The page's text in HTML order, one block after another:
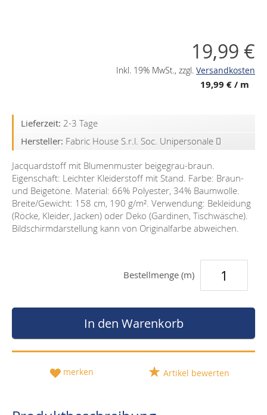
19,99 €
Inkl. 19% MwSt., zzgl. Versandkosten
19,99 €/ m
Lieferzeit: 2-3 Tage
Hersteller: Fabric House S.r.l. Soc. Unipersonale
Jacquardstoff mit Blumenmuster beigegrau-braun.
Eigenschaft: Leichter Kleiderstoff mit Stand. Farbe: Braun-
und Beigetöne. Material: 66% Polyester, 34% Baumwolle.
Breite/Gewicht: 158 cm, 190 g/m². Verwendung: Bekleidung
(Röcke, Kleider, Jacken) oder Deko (Gardinen, Tischwäsche).
Bildschirmdarstellung kann von Originalfarbe abweichen.
Bestellmenge (m)
In den Warenkorb
merken Artikel bewerten